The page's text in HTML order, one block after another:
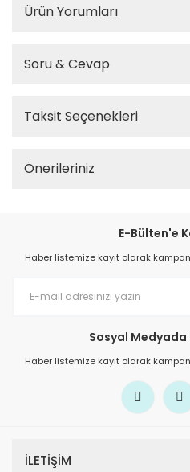
Ürün Yorumları
Soru & Cevap
Taksit Seçenekleri
Önerileriniz
E-Bülten'e
Haber listemize kayıt olarak
Sosyal Medyada
Haber listemize kayıt olarak
İLETİŞİM